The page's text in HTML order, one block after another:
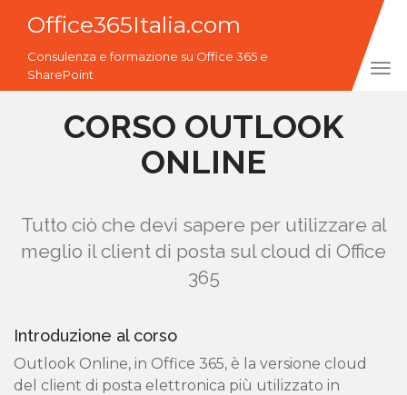
Office365Italia.com
Consulenza e formazione su Office 365 e
SharePoint
CORSO OUTLOOK
ONLINE
Tutto ciò che devi sapere per utilizzare al
meglio il client di posta sul cloud di Office
365
Introduzione al corso
Outlook Online, in Office 365, è la versione cloud
del client di posta elettronica più utilizzato in